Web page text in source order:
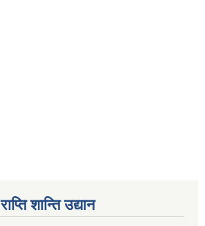
राप्ति शान्ति उद्यान